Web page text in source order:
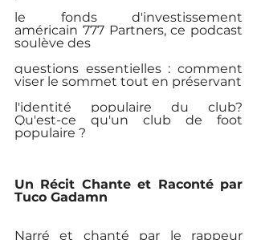
le fonds d'investissement
américain 777 Partners, ce podcast
soulève des
questions essentielles : comment
viser le sommet tout en préservant
l'identité populaire du club?
Qu'est-ce qu'un club de foot
populaire ?
Un Récit Chante et Raconté par
Tuco Gadamn
Narré et chanté par le rappeur